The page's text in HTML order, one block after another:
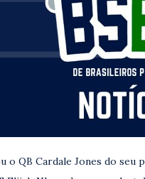
o QB Cardale Jones do seu